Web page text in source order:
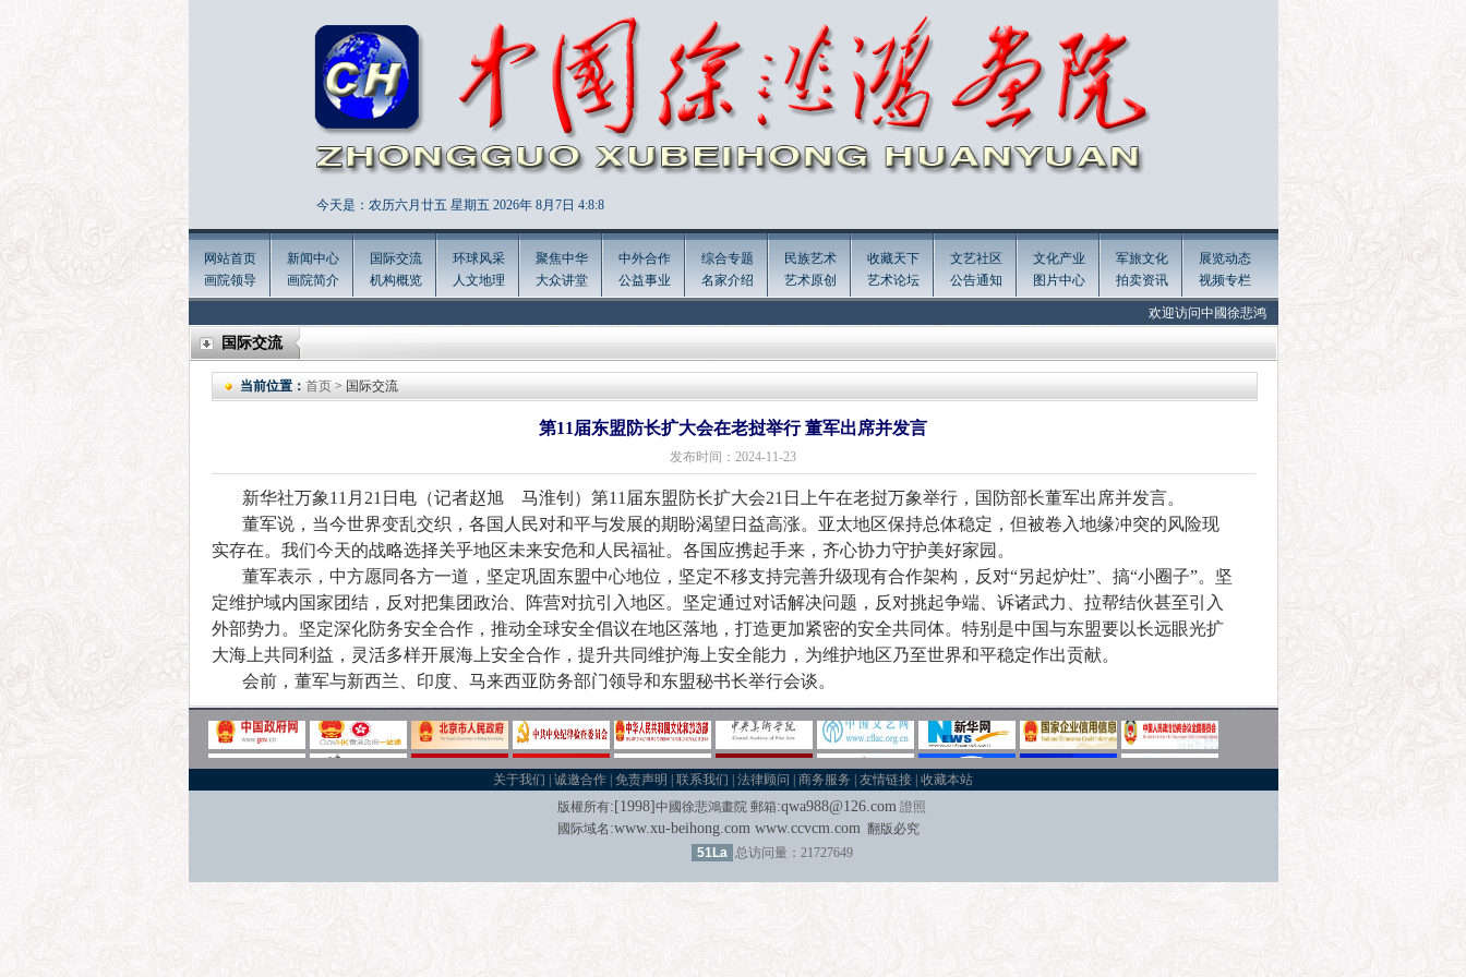
今天是：农历六月廿五 星期五 2026年 8月7日 4:8:9
网站首页
画院领导
新闻中心
画院简介
国际交流
机构概览
环球风采
人文地理
聚焦中华
大众讲堂
中外合作
公益事业
综合专题
名家介绍
民族艺术
艺术原创
收藏天下
艺术论坛
文艺社区
公告通知
文化产业
图片中心
军旅文化
拍卖资讯
展览动态
视频专栏
欢迎访问中國徐悲鸿画院官方网站 Welcome to the official
国际交流
当前位置： 首页> 国际交流
第11届东盟防长扩大会在老挝举行 董军出席并发言
发布时间：2024-11-23
新华社万象11月21日电（记者赵旭 马淮钊）第11届东盟防长扩大会21日上午在老挝万象举行，国防部长董军出席并发言。
董军说，当今世界变乱交织，各国人民对和平与发展的期盼渴望日益高涨。亚太地区保持总体稳定，但被卷入地缘冲突的风险现
实存在。我们今天的战略选择关乎地区未来安危和人民福祉。各国应携起手来，齐心协力守护美好家园。
董军表示，中方愿同各方一道，坚定巩固东盟中心地位，坚定不移支持完善升级现有合作架构，反对“另起炉灶”、搞“小圈子”。坚
定维护域内国家团结，反对把集团政治、阵营对抗引入地区。坚定通过对话解决问题，反对挑起争端、诉诸武力、拉帮结伙甚至引入
外部势力。坚定深化防务安全合作，推动全球安全倡议在地区落地，打造更加紧密的安全共同体。特别是中国与东盟要以长远眼光扩
大海上共同利益，灵活多样开展海上安全合作，提升共同维护海上安全能力，为维护地区乃至世界和平稳定作出贡献。
会前，董军与新西兰、印度、马来西亚防务部门领导和东盟秘书长举行会谈。
关于我们 诚邀合作 免责声明 联系我们 法律顾问 商务服务 友情链接 收藏本站
版權所有:[1998]中國徐悲鴻畫院 郵箱:qwa988@126.com 證照
國际域名 :www.xu-beihong.com www.ccvcm.com翻版必究
51La 总访问量：21727649